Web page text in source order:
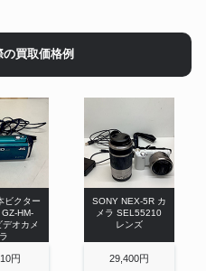
買取価格例
ビクター
HM-
オカメ
ラ
円
SONY NEX-5R カ
メラ SEL55210
レンズ
29,400円